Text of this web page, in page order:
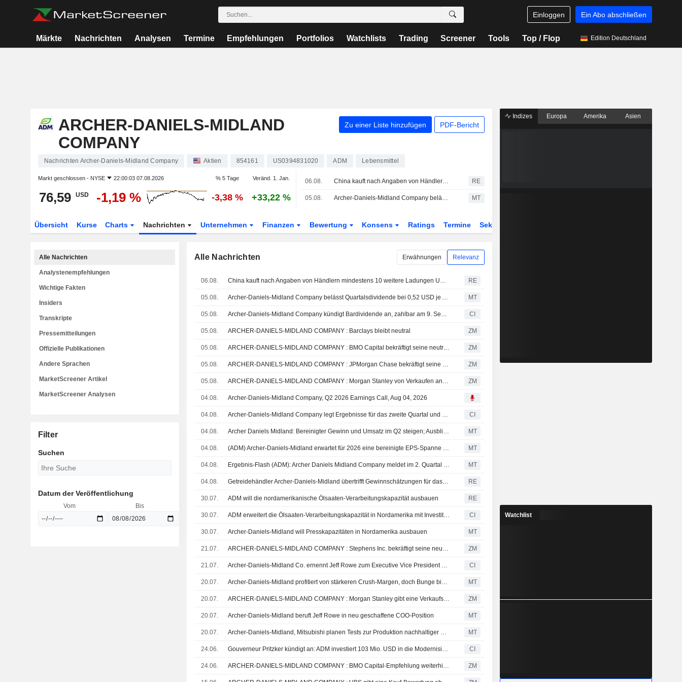
Einloggen Ein Abo abschließen
Märkte Nachrichten Analysen Termine Empfehlungen Portfolios Watchlists Trading Screener Tools Top / Flop Edition Deutschland
ARCHER-DANIELS-MIDLAND
COMPANY
Zu einer Liste hinzufügen PDF-Bericht
Nachrichten Archer-Daniels-Midland Company Aktien 854161 US0394831020 ADM Lebensmittel
Markt geschlossen - NYSE 22:00:03 07.08.2026 % 5 Tage Veränd. 1. Jan.
76,59 USD -1,19 % -3,38 % +33,22 %
06.08. China kauft nach Angaben von Händlern mindestens 10 weitere Ladungen US-Sojabohnen RE
05.08. Archer-Daniels-Midland Company belässt Quartalsdividende bei 0,52 USD je Aktie, zahlbar am 9. September an Aktionäre, die am 19. August eingetragen sind MT
Übersicht Kurse Charts Nachrichten Unternehmen Finanzen Bewertung Konsens Ratings Termine Sektor
Alle Nachrichten Erwähnungen Relevanz
06.08. China kauft nach Angaben von Händlern mindestens 10 weitere Ladungen US-Sojabohnen RE
05.08. Archer-Daniels-Midland Company belässt Quartalsdividende bei 0,52 USD je Aktie, zahlbar am 9. September an Aktionäre, die am 19. August eingetragen sind MT
05.08. Archer-Daniels-Midland Company kündigt Bardividende an, zahlbar am 9. September 2026 CI
05.08. ARCHER-DANIELS-MIDLAND COMPANY : Barclays bleibt neutral ZM
05.08. ARCHER-DANIELS-MIDLAND COMPANY : BMO Capital bekräftigt seine neutrale Bewertung ZM
05.08. ARCHER-DANIELS-MIDLAND COMPANY : JPMorgan Chase bekräftigt seine neutrale Bewertung ZM
05.08. ARCHER-DANIELS-MIDLAND COMPANY : Morgan Stanley von Verkaufen an Neutral ZM
04.08. Archer-Daniels-Midland Company, Q2 2026 Earnings Call, Aug 04, 2026
04.08. Archer-Daniels-Midland Company legt Ergebnisse für das zweite Quartal und die ersten sechs Monate bis zum 30. Juni 2026 vor CI
04.08. Archer Daniels Midland: Bereinigter Gewinn und Umsatz im Q2 steigen; Ausblick für bereinigtes EPS im Geschäftsjahr 2026 angehoben MT
04.08. (ADM) Archer-Daniels-Midland erwartet für 2026 eine bereinigte EPS-Spanne von 5,15 bis 5,60 USD, gegenüber einer FactSet-Schätzung von 4,82 USD MT
04.08. Ergebnis-Flash (ADM): Archer Daniels Midland Company meldet im 2. Quartal einen Umsatz von 22,68 Mrd. USD, nach FactSet-Schätzung von 22,75 Mrd. USD MT
04.08. Getreidehändler Archer-Daniels-Midland übertrifft Gewinnschätzungen für das zweite Quartal RE
30.07. ADM will die nordamerikanische Ölsaaten-Verarbeitungskapazität ausbauen RE
30.07. ADM erweitert die Ölsaaten-Verarbeitungskapazität in Nordamerika mit Investitionen an vier US-Standorten CI
30.07. Archer-Daniels-Midland will Presskapazitäten in Nordamerika ausbauen MT
21.07. ARCHER-DANIELS-MIDLAND COMPANY : Stephens Inc. bekräftigt seine neutrale Bewertung ZM
21.07. Archer-Daniels-Midland Co. ernennt Jeff Rowe zum Executive Vice President und Chief Operating Officer - ab 17. August 2026 CI
20.07. Archer-Daniels-Midland profitiert von stärkeren Crush-Margen, doch Bunge bietet mehr Aufwärtspotenzial, sagt Morgan Stanley MT
20.07. ARCHER-DANIELS-MIDLAND COMPANY : Morgan Stanley gibt eine Verkaufsbewertung ab ZM
20.07. Archer-Daniels-Midland beruft Jeff Rowe in neu geschaffene COO-Position MT
20.07. Archer-Daniels-Midland, Mitsubishi planen Tests zur Produktion nachhaltiger Flugkraftstoffe MT
24.06. Gouverneur Pritzker kündigt an: ADM investiert 103 Mio. USD in die Modernisierung der Standorte in Decatur CI
24.06. ARCHER-DANIELS-MIDLAND COMPANY : BMO Capital-Empfehlung weiterhin neutral ZM
Alle Nachrichten
Analystenempfehlungen
Wichtige Fakten
Insiders
Transkripte
Pressemitteilungen
Offizielle Publikationen
Andere Sprachen
MarketScreener Artikel
MarketScreener Analysen
Filter
Suchen
Datum der Veröffentlichung
Vom Bis
Indizes Europa Amerika Asien
Watchlist